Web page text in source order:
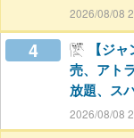
2026/08/08
4
【ジ
売、アト
放題、ス
2026/08/08